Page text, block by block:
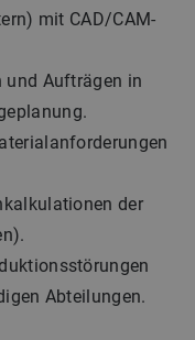
mit CAD/CAM-
und Aufträgen in
der
Abteilungen.